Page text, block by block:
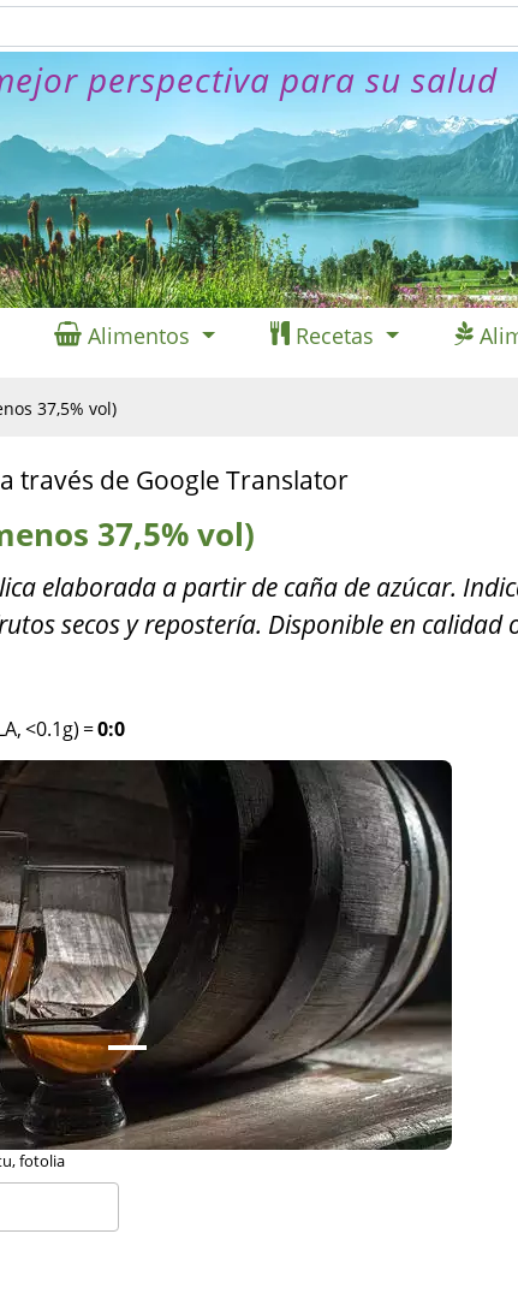
perspectiva para su salud
Alimentos Recetas
37,5% vol)
través de Google Translator
37,5% vol)
elaborada a partir de caña de azúcar.
secos y repostería. Disponible en calidad
<0.1g) =0:0
fotolia